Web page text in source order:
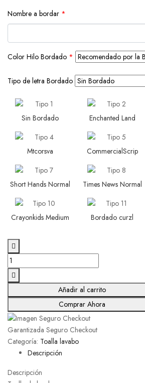
Nombre a bordar *
Color Hilo Bordado *
Tipo de letra Bordado
Sin Bordado Enchanted Land
Mtcorsva CommercialScrip
Short Hands Normal Times News Normal
Crayonkids Medium Bordado curzl
Añadir al carrito
Comprar Ahora
Garantizada Seguro Checkout
Categoría: Toalla lavabo
Descripción
Descripción